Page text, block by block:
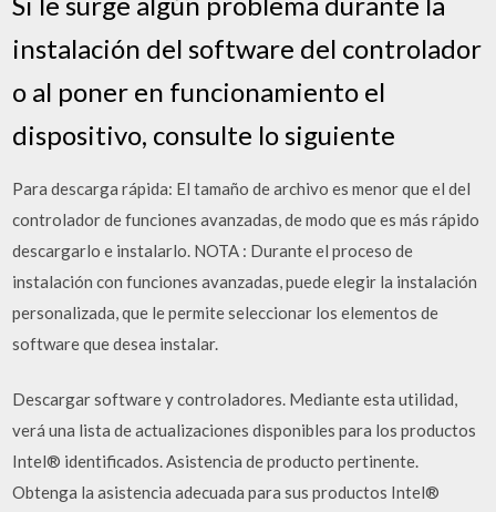
instalación del software del controlador
o al poner en funcionamiento el
dispositivo, consulte lo siguiente
Para descarga rápida: El tamaño de archivo es menor que el del
controlador de funciones avanzadas, de modo que es más rápido
descargarlo e instalarlo. NOTA : Durante el proceso de
instalación con funciones avanzadas, puede elegir la instalación
personalizada, que le permite seleccionar los elementos de
software que desea instalar.
Descargar software y controladores. Mediante esta utilidad,
verá una lista de actualizaciones disponibles para los productos
Intel® identificados. Asistencia de producto pertinente.
Obtenga la asistencia adecuada para sus productos Intel®